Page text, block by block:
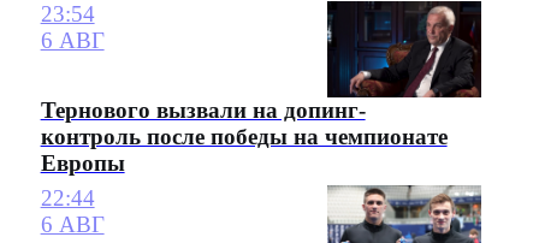
23:54
6 АВГ
Тернового вызвали на допинг-
контроль после победы на чемпионате
Европы
22:44
6 АВГ